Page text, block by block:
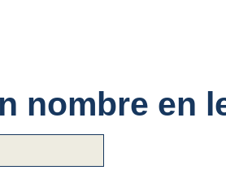
nombre en